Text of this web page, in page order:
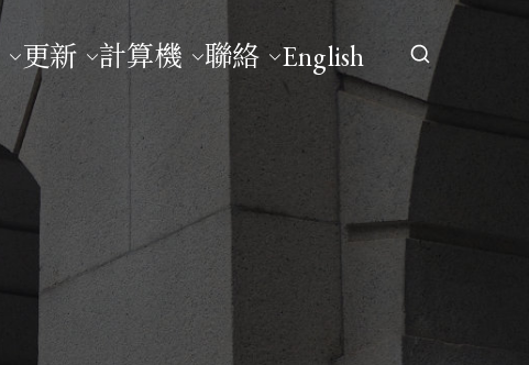
更新 計算機 聯絡 English